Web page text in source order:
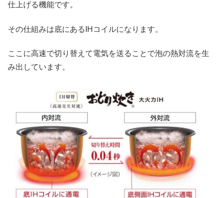
仕上げる機能です。
その仕組みは底にあるIHコイルになります。
ここに高速で切り替えて電気を送ることで泡の熱対流を生
み出しています。